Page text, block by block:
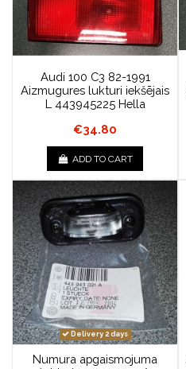
Audi 100 C3 82-1991
Aizmugures lukturi iekšējais
L 443945225 Hella
€34.80
ADD TO CART
Delivery 2 days
Numura apgaismojuma